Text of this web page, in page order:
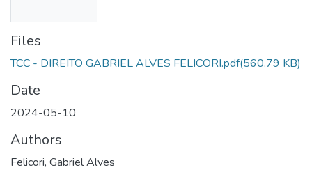
Files
TCC - DIREITO GABRIEL ALVES FELICORI.pdf(560.79 KB)
Date
2024-05-10
Authors
Felicori, Gabriel Alves